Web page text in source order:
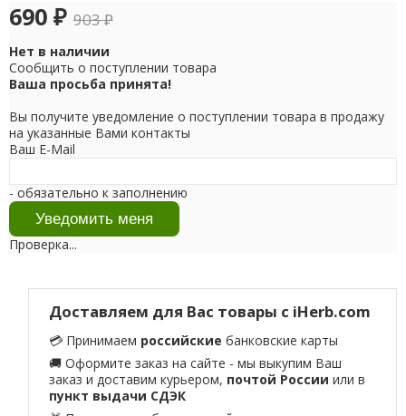
690 ₽ 903₽
Нет в наличии
Сообщить о поступлении товара
Ваша просьба принята!
Вы получите уведомление о поступлении товара в продажу
на указанные Вами контакты
Ваш E-Mail
- обязательно к заполнению
Проверка...
Доставляем для Вас товары с iHerb.com
💳 Принимаем российские банковские карты
🚚 Оформите заказ на сайте - мы выкупим Ваш
заказ и доставим курьером, почтой России или в
пункт выдачи СДЭК